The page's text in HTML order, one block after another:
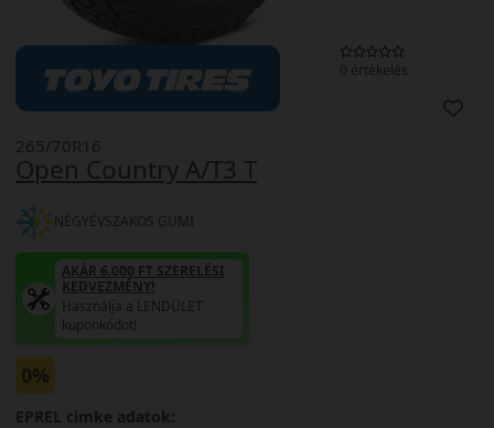
0 értékelés
Open Country A/T3 T
265/70R16
NÉGYÉVSZAKOS GUMI
AKÁR 6.000 FT SZERELÉSI
KEDVEZMÉNY!
Használja a LENDÜLET
kuponkódot!
0%
EPREL cimke adatok: